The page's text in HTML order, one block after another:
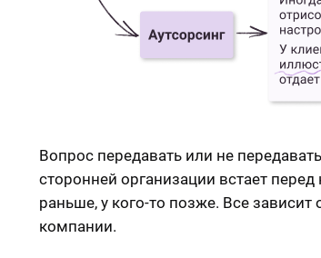
Вопрос передавать или не
сторонней организации встает
раньше, у кого-то позже. Все зависит
компании.